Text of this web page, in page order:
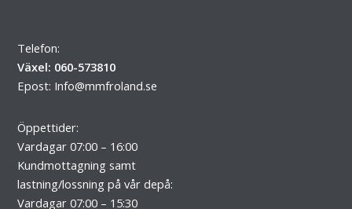
Telefon:
Växel: 060-573810
Epost: Info@mmfroland.se
Öppettider:
Vardagar 07:00 – 16:00
Kundmottagning samt
lastning/lossning på vår depå:
Vardagar 07:00 – 15:30